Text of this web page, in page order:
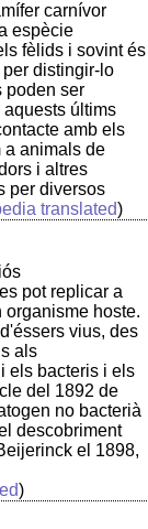
carnívor
espècie
fèlids i sovint és
distingir-lo
poden ser
últims
amb els
a animals de
i altres
per diversos
translated)
pot replicar a
organisme hoste.
vius, des
als
els bacteris i els
del 1892 de
no bacterià
descobriment
el 1898,
)